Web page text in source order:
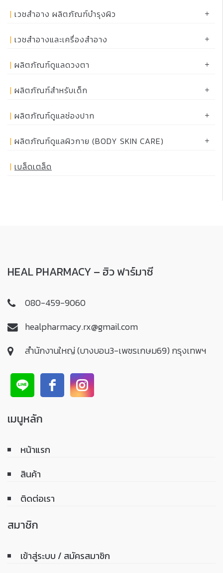
เวชสำอาง ผลิตภัณฑ์บำรุงผิว
เวชสำอางและเครื่องสำอาง
ผลิตภัณฑ์ดูแลดวงตา
ผลิตภัณฑ์สำหรับเด็ก
ผลิตภัณฑ์ดูแลช่องปาก
ผลิตภัณฑ์ดูแลผิวกาย (BODY SKIN CARE)
เบล็ดเตล็ด
HEAL PHARMACY – ฮิว ฟาร์มาซี
080-459-9060
healpharmacy.rx@gmail.com
สำนักงานใหญ่ (บางบอน3-เพชรเกษม69) กรุงเทพฯ
เมนูหลัก
หน้าแรก
สินค้า
ติดต่อเรา
สมาชิก
เข้าสู่ระบบ / สมัครสมาชิก